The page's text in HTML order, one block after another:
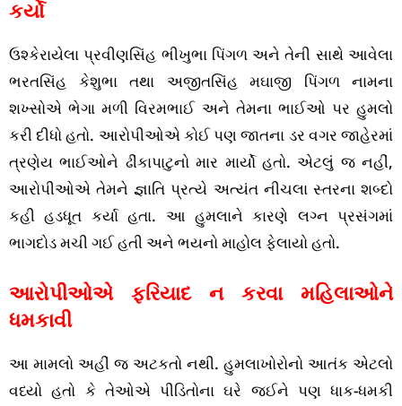
કર્યો
ઉશ્કેરાયેલા પ્રવીણસિંહ ભીખુભા પિંગળ અને તેની સાથે આવેલા
ભરતસિંહ કેશુભા તથા અજીતસિંહ મઘાજી પિંગળ નામના
શખ્સોએ ભેગા મળી વિરમભાઈ અને તેમના ભાઈઓ પર હુમલો
કરી દીધો હતો. આરોપીઓએ કોઈ પણ જાતના ડર વગર જાહેરમાં
ત્રણેય ભાઈઓને ઢીંકાપાટુનો માર માર્યો હતો. એટલું જ નહીં,
આરોપીઓએ તેમને જ્ઞાતિ પ્રત્યે અત્યંત નીચલા સ્તરના શબ્દો
કહી હડધૂત કર્યા હતા. આ હુમલાને કારણે લગ્ન પ્રસંગમાં
ભાગદોડ મચી ગઈ હતી અને ભયનો માહોલ ફેલાયો હતો.
આરોપીઓએ ફરિયાદ ન કરવા મહિલાઓને
ધમકાવી
આ મામલો અહીં જ અટકતો નથી. હુમલાખોરોનો આતંક એટલો
વધ્યો હતો કે તેઓએ પીડિતોના ઘરે જઈને પણ ધાક-ધમકી